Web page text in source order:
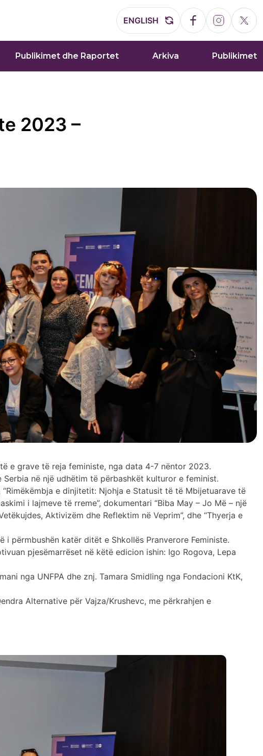
ENGLISH
Publikimet dhe Raportet Arkiva Publikimet
2023 –
e grave të reja feministe, nga data 4-7 nëntor 2023.
në një udhëtim të përbashkët kulturor e feminist.
e dinjitetit: Njohja e Statusit të të Mbijetuarave të
i lajmeve të rreme”, dokumentari “Biba May – Jo Më – një
Aktivizëm dhe Reflektim në Veprim”, dhe “Thyerja e
përmbushën katër ditët e Shkollës Pranverore Feministe.
pjesëmarrëset në këtë edicion ishin: Igo Rogova, Lepa
nga UNFPA dhe znj. Tamara Smidling nga Fondacioni KtK,
Alternative për Vajza/Krushevc, me përkrahjen e